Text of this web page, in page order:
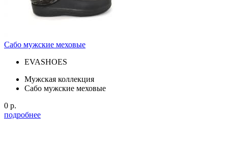
Сабо мужские меховые
EVASHOES
Мужская коллекция
Сабо мужские меховые
0 р.
подробнее